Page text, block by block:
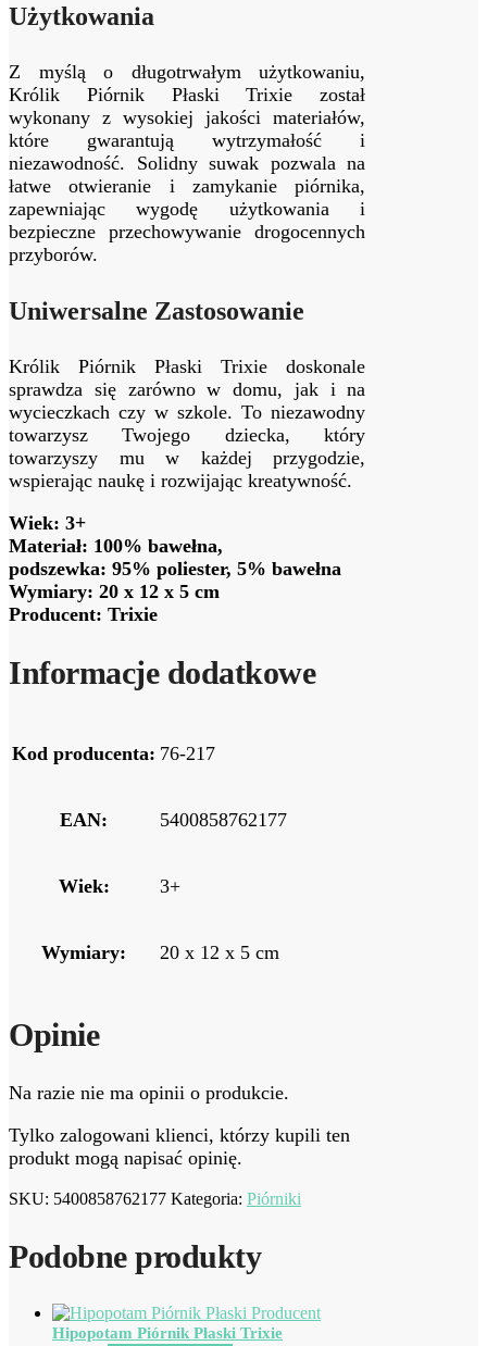
Użytkowania
Z myślą o długotrwałym użytkowaniu,
Królik Piórnik Płaski Trixie został
wykonany z wysokiej jakości materiałów,
które gwarantują wytrzymałość i
niezawodność. Solidny suwak pozwala na
łatwe otwieranie i zamykanie piórnika,
zapewniając wygodę użytkowania i
bezpieczne przechowywanie drogocennych
przyborów.
Uniwersalne Zastosowanie
Królik Piórnik Płaski Trixie doskonale
sprawdza się zarówno w domu, jak i na
wycieczkach czy w szkole. To niezawodny
towarzysz Twojego dziecka, który
towarzyszy mu w każdej przygodzie,
wspierając naukę i rozwijając kreatywność.
Wiek: 3+
Materiał: 100% bawełna,
podszewka: 95% poliester, 5% bawełna
Wymiary: 20 x 12 x 5 cm
Producent: Trixie
Informacje dodatkowe
Kod producenta: 76-217
EAN: 5400858762177
Wiek: 3+
Wymiary: 20 x 12 x 5 cm
Opinie
Na razie nie ma opinii o produkcie.
Tylko zalogowani klienci, którzy kupili ten
produkt mogą napisać opinię.
SKU: 5400858762177 Kategoria: Piórniki
Podobne produkty
Hipopotam Piórnik Płaski Trixie